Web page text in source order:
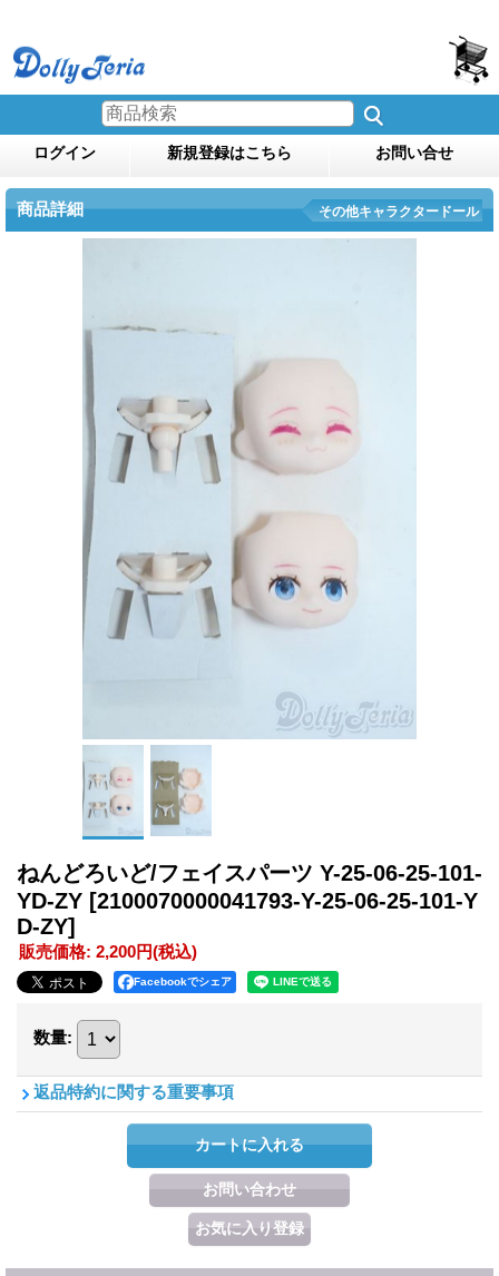
ログイン 新規登録はこちら お問い合せ
商品詳細 その他キャラクタードール
ねんどろいど/フェイスパーツ Y-25-06-25-101-
YD-ZY [2100070000041793-Y-25-06-25-101-Y
D-ZY]
販売価格: 2,200円(税込)
Facebookでシェア
数量:
返品特約に関する重要事項